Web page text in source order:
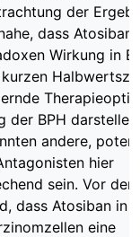
der
dass Atosiban
Wirkung in
der BPH
andere,
hier
sein. Vor dem
dass Atosiban in
eine